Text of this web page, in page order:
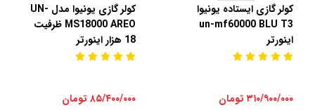
کولر گازی ایستاده یونیوا
un-mf60000 BLU T3
اینورتر
۳۱۰/۹۰۰/۰۰۰ تومان
کولر گازی یونیوا مدل UN-
MS18000 AREO ظرفیت
18 هزار اینورتر
۸۵/۴۰۰/۰۰۰ تومان